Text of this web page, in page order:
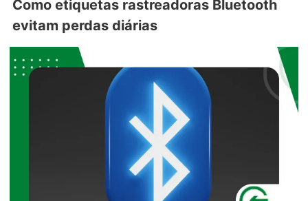
Como etiquetas rastreadoras Bluetooth
evitam perdas diárias